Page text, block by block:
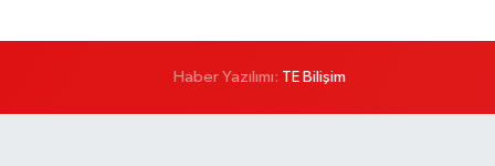
Haber Yazılımı: TE Bilişim